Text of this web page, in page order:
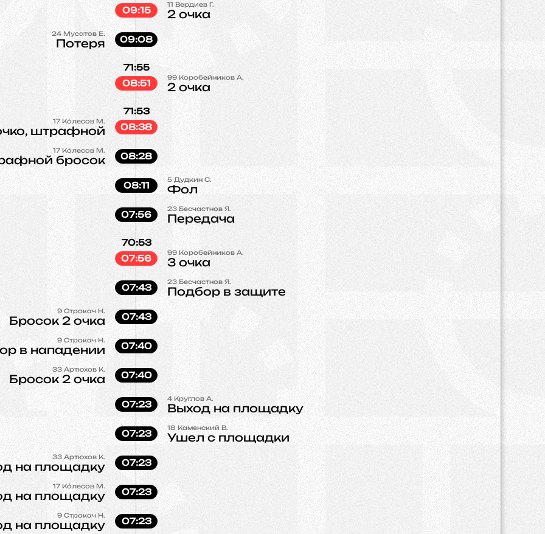
11 Вердиев Г.
2 очка
09:15
24 Мусатов Е.
Потеря 09:08
99 Коробейников А.
2 очка
71:55
08:51
17 Кóлесов М.
штрафной
71:53
08:38
17Кóлесов М.
бросок 08:28
5 Дудкин С.
Фол
08:11
23Бесчастнов Я.
Передача
07:56
99 Коробейников А.
3 очка
70:53
07:56
23 Бесчастнов Я.
Подбор в защите
07:43
9 Строкач Н.
Бросок 2 очка 07:43
9 Строкач Н.
в нападении 07:40
33 Артюхов К.
Бросок 2 очка 07:40
4 Круглов А.
Выход на площадку
07:23
18 Каменский В.
Ушел с площадки
07:23
33 Артюхов К.
на площадку 07:23
17 Кóлесов М.
на площадку 07:23
9 Строкач Н.
на площадку 07:23